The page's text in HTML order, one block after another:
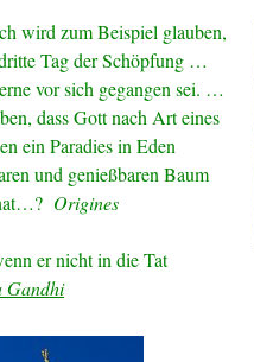
wird zum Beispiel glauben,
Tag der Schöpfung …
vor sich gegangen sei. …
dass Gott nach Art eines
ein Paradies in Eden
und genießbaren Baum
Origines
er nicht in die Tat
Gandhi